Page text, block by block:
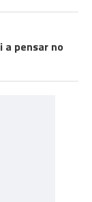
a pensar no